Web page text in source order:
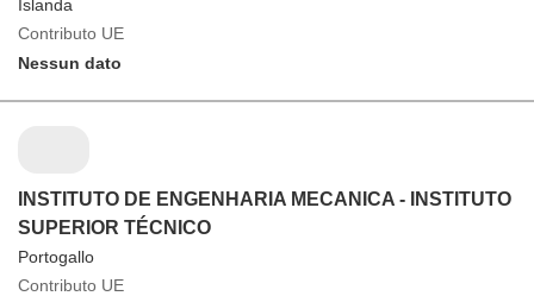
Islanda
Contributo UE
Nessun dato
INSTITUTO DE ENGENHARIA MECANICA - INSTITUTO
SUPERIOR TÉCNICO
Portogallo
Contributo UE